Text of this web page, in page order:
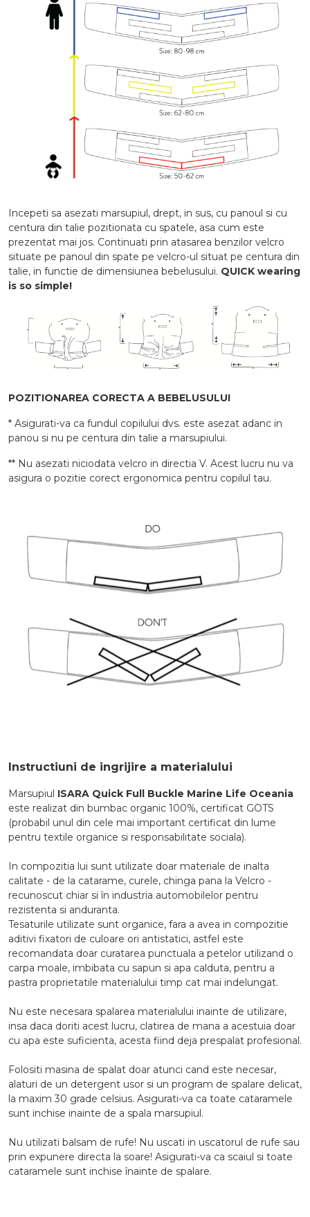
Incepeti sa asezati marsupiul, drept, in sus, cu panoul si cu
centura din talie pozitionata cu spatele, asa cum este
prezentat mai jos. Continuati prin atasarea benzilor velcro
situate pe panoul din spate pe velcro-ul situat pe centura din
talie, in functie de dimensiunea bebelusului. QUICK wearing
is so simple!
POZITIONAREA CORECTA A BEBELUSULUI
* Asigurati-va ca fundul copilului dvs. este asezat adanc in
panou si nu pe centura din talie a marsupiului.
** Nu asezati niciodata velcro in directia V. Acest lucru nu va
asigura o pozitie corect ergonomica pentru copilul tau.
Instructiuni de ingrijire a materialului
Marsupiul ISARA Quick Full Buckle Marine Life Oceania
este realizat din bumbac organic 100%, certificat GOTS
(probabil unul din cele mai important certificat din lume
pentru textile organice si responsabilitate sociala).
In compozitia lui sunt utilizate doar materiale de inalta
calitate - de la catarame, curele, chinga pana la Velcro -
recunoscut chiar si în industria automobilelor pentru
rezistenta si anduranta.
Tesaturile utilizate sunt organice, fara a avea in compozitie
aditivi fixatori de culoare ori antistatici, astfel este
recomandata doar curatarea punctuala a petelor utilizand o
carpa moale, imbibata cu sapun si apa calduta, pentru a
pastra proprietatile materialului timp cat mai indelungat.
Nu este necesara spalarea materialului inainte de utilizare,
insa daca doriti acest lucru, clatirea de mana a acestuia doar
cu apa este suficienta, acesta fiind deja prespalat profesional.
Folositi masina de spalat doar atunci cand este necesar,
alaturi de un detergent usor si un program de spalare delicat,
la maxim 30 grade celsius. Asigurati-va ca toate cataramele
sunt inchise inainte de a spala marsupiul.
Nu utilizati balsam de rufe! Nu uscati in uscatorul de rufe sau
prin expunere directa la soare! Asigurati-va ca scaiul si toate
cataramele sunt inchise înainte de spalare.